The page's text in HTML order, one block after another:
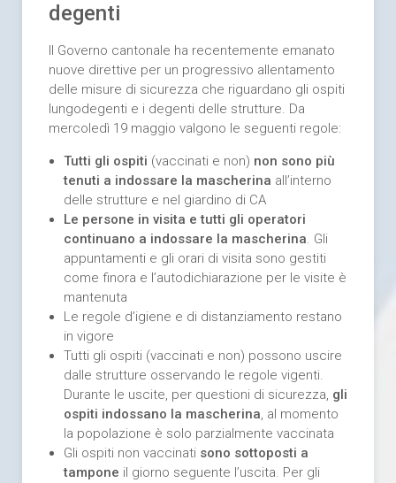
degenti
Il Governo cantonale ha recentemente emanato
nuove direttive per un progressivo allentamento
delle misure di sicurezza che riguardano gli ospiti
lungodegenti e i degenti delle strutture. Da
mercoledì 19 maggio valgono le seguenti regole:
Tutti gli ospiti (vaccinati e non) non sono più
tenuti a indossare la mascherina all’interno
delle strutture e nel giardino di CA
Le persone in visita e tutti gli operatori
continuano a indossare la mascherina. Gli
appuntamenti e gli orari di visita sono gestiti
come finora e l’autodichiarazione per le visite è
mantenuta
Le regole d’igiene e di distanziamento restano
in vigore
Tutti gli ospiti (vaccinati e non) possono uscire
dalle strutture osservando le regole vigenti.
Durante le uscite, per questioni di sicurezza, gli
ospiti indossano la mascherina, al momento
la popolazione è solo parzialmente vaccinata
Gli ospiti non vaccinati sono sottoposti a
tampone il giorno seguente l’uscita. Per gli